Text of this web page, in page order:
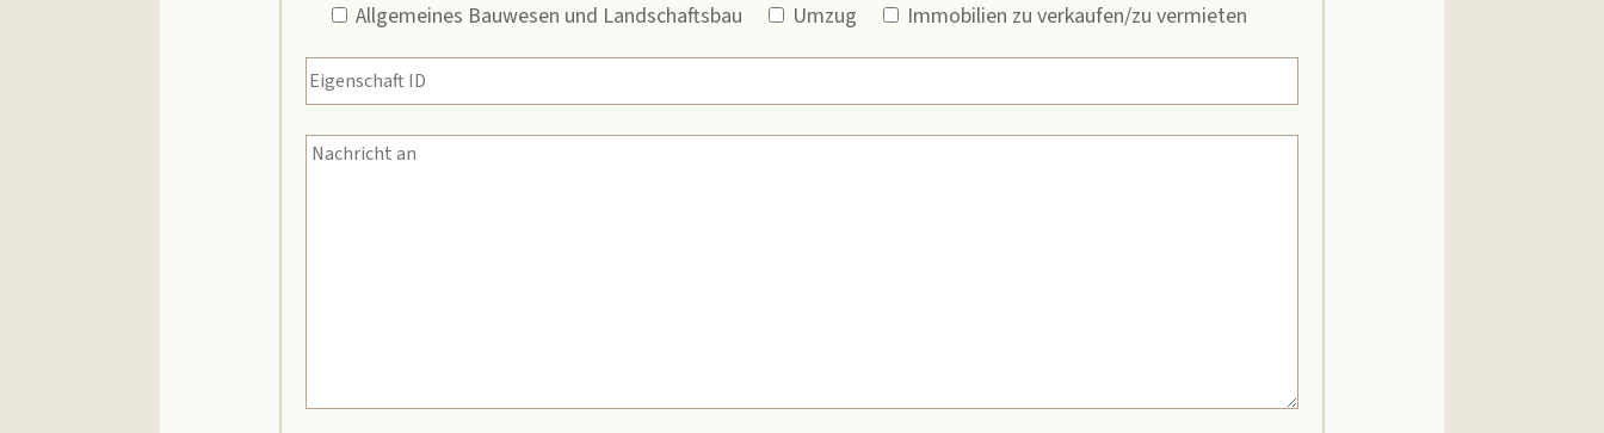
Allgemeines Bauwesen und Landschaftsbau
Umzug Immobilien zu verkaufen/zu vermieten